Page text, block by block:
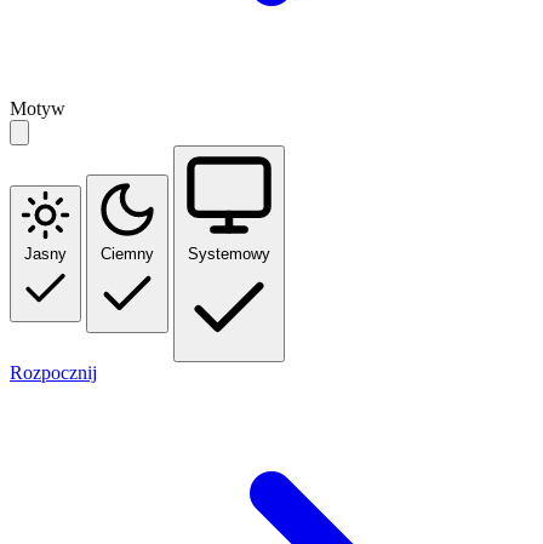
Motyw
Jasny Ciemny Systemowy
Rozpocznij